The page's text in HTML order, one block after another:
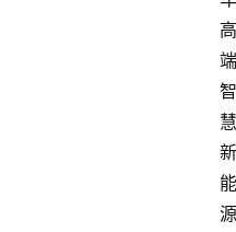
高
端
智
慧
新
能
源